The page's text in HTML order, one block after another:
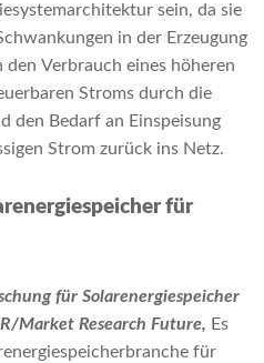
sein, da sie
in der Erzeugung
den Verbrauch eines höheren
Stroms durch die
den Bedarf an Einspeisung
Strom zurück ins Netz.
für
für Solarenergiespeicher
Market Research Future, Es
für